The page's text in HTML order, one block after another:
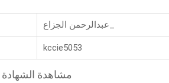
kccie5053
مشاهدة الشهادة